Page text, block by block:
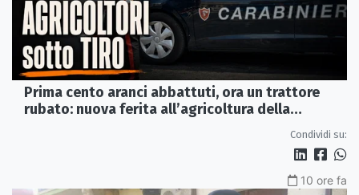
Prima cento aranci abbattuti, ora un trattore
rubato: nuova ferita all’agricoltura della
Condividi su:
10 ore fa